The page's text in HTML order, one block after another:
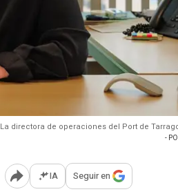
La directora de operaciones del Port de
-
Abrir opciones para compartir
IA Seguir en